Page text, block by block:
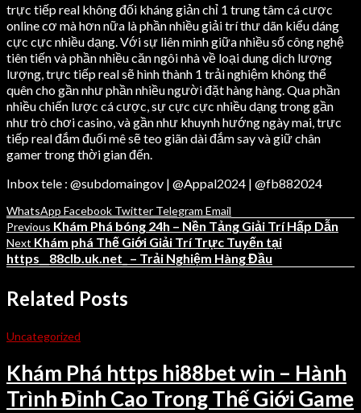
trực tiếp real không đối kháng giản chỉ 1 trung tâm cá cược
online cơ mà hơn nữa là phần nhiều giải trí thư dãn kiểu dáng
cực cực nhiều dạng. Với sự liên minh giữa nhiều số công nghệ
tiên tiến và phần nhiều căn ngôi nhà về loại dung dịch lượng
lượng, trực tiếp real sẽ hình thành 1 trải nghiệm không thể
quên cho gần như phần nhiều người đặt hàng hàng. Qua phần
nhiều chiến lược cá cược, sự cực cực nhiều dạng trong gần
như trò chơi casino, và gần như khuynh hướng ngày mai, trực
tiếp real đắm đuối mê sẽ teo giãn dài đắm say và giữ chân
gamer trong thời gian đến.
Inbox tele : @subdomaingov | @Appal2024 | @fb882024
WhatsApp Facebook Twitter Telegram Email
Previous Khám Phá bóng 24h – Nền Tảng Giải Trí Hấp Dẫn
Next Khám phá Thế Giới Giải Trí Trực Tuyến tại
https__88clb.uk.net_ – Trải Nghiệm Hàng Đầu
Related Posts
Uncategorized
Khám Phá https hi88bet win – Hành
Trình Đỉnh Cao Trong Thế Giới Game